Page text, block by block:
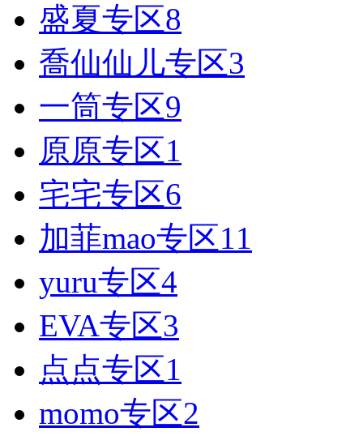
盛夏专区8
喬仙仙儿专区3
一筒专区9
原原专区1
宅宅专区6
加菲mao专区11
yuru专区4
EVA专区3
点点专区1
momo专区2